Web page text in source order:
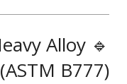
Alloy
(ASTM B777)